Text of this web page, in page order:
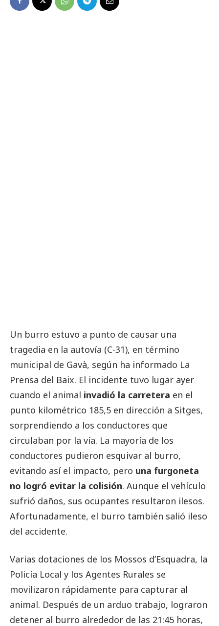
Un burro estuvo a punto de causar una
tragedia en la autovía (C-31), en término
municipal de Gavà, según ha informado La
Prensa del Baix. El incidente tuvo lugar ayer
cuando el animal invadió la carretera en el
punto kilométrico 185,5 en dirección a Sitges,
sorprendiendo a los conductores que
circulaban por la vía. La mayoría de los
conductores pudieron esquivar al burro,
evitando así el impacto, pero una furgoneta
no logró evitar la colisión. Aunque el vehículo
sufrió daños, sus ocupantes resultaron ilesos.
Afortunadamente, el burro también salió ileso
del accidente.
Varias dotaciones de los Mossos d’Esquadra, la
Policía Local y los Agentes Rurales se
movilizaron rápidamente para capturar al
animal. Después de un arduo trabajo, lograron
detener al burro alrededor de las 21:45 horas,